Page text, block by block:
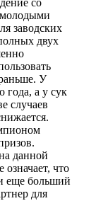
заводских
двух
У
года, а у сук
случаев
данной
означает, что
еще больший
для